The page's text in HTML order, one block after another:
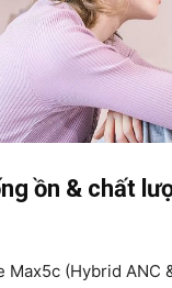
ồn & chất
Max5c (Hybrid ANC